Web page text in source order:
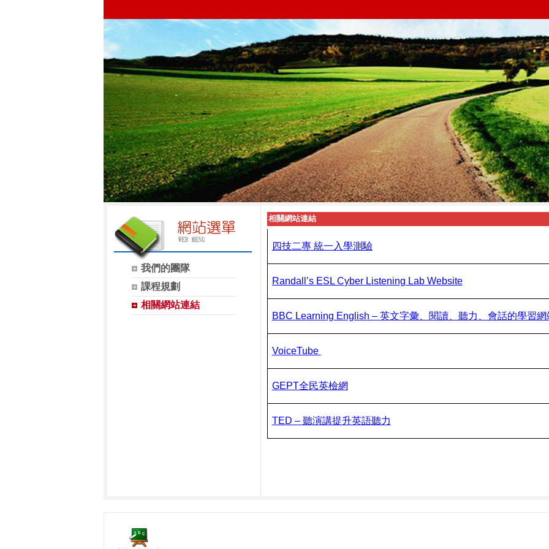
我們的團隊
課程規劃
相關網站連結
相關網站連結
四技二專 統一入學測驗
Randall’s ESL Cyber Listening Lab Website
BBC Learning English – 英文字彙、閱讀、聽力、會話的學習網
VoiceTube
GEPT全民英檢網
TED – 聽演講提升英語聽力